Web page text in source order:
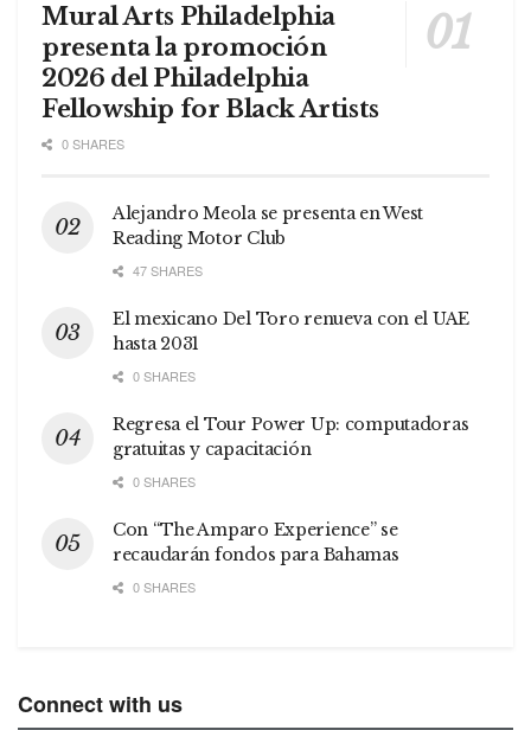
Mural Arts Philadelphia
presenta la promoción
2026 del Philadelphia
Fellowship for Black Artists
0 SHARES
Alejandro Meola se presenta en West
Reading Motor Club
47 SHARES
El mexicano Del Toro renueva con el UAE
hasta 2031
0 SHARES
Regresa el Tour Power Up: computadoras
gratuitas y capacitación
0 SHARES
Con “The Amparo Experience” se
recaudarán fondos para Bahamas
0 SHARES
Connect with us